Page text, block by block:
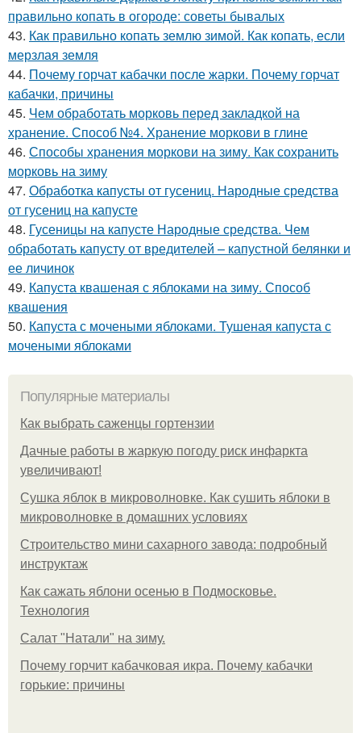
правильно копать в огороде: советы бывалых
43. Как правильно копать землю зимой. Как копать, если
мерзлая земля
44. Почему горчат кабачки после жарки. Почему горчат
кабачки, причины
45. Чем обработать морковь перед закладкой на
хранение. Способ №4. Хранение моркови в глине
46. Способы хранения моркови на зиму. Как сохранить
морковь на зиму
47. Обработка капусты от гусениц. Народные средства
от гусениц на капусте
48. Гусеницы на капусте Народные средства. Чем
обработать капусту от вредителей – капустной белянки и
ее личинок
49. Капуста квашеная с яблоками на зиму. Способ
квашения
50. Капуста с мочеными яблоками. Тушеная капуста с
мочеными яблоками
Популярные материалы
Как выбрать саженцы гортензии
Дачные работы в жаркую погоду риск инфаркта
увеличивают!
Сушка яблок в микроволновке. Как сушить яблоки в
микроволновке в домашних условиях
Строительство мини сахарного завода: подробный
инструктаж
Как сажать яблони осенью в Подмосковье.
Технология
Caлaт "Нaтaли" нa зиму.
Почему горчит кабачковая икра. Почему кабачки
горькие: причины